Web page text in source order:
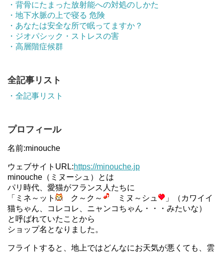
・背骨にたまった放射能への対処のしかた
・地下水脈の上で寝る 危険
・あなたは安全な所で眠ってますか？
・ジオパシック・ストレスの害
・高層階症候群
全記事リスト
・全記事リスト
プロフィール
名前:minouche
ウェブサイトURL:https://minouche.jp
minouche（ミヌーシュ）とは
パリ時代、愛猫がフランス人たちに
「ミネ～ット
ク～ク～ ミヌ～シュ
」（カワイイ
猫ちゃん、コレコレ、ニャンコちゃん・・・みたいな）
と呼ばれていたことから
ショップ名となりました。
フライトすると、地上ではどんなにお天気が悪くても、雲